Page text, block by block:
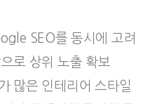
SEO를 동시에 고려
로 상위 노출 확보
많은 인테리어 스타일